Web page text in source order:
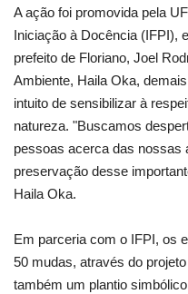
A ação foi promovida pela
Iniciação à Docência (IFPI),
prefeito de Floriano, Joel
Ambiente, Haila Oka,
intuito de sensibilizar à
natureza. "Buscamos
pessoas acerca das nossas
preservação desse
Haila Oka.
Em parceria com o IFPI, os
50 mudas, através do
também um plantio